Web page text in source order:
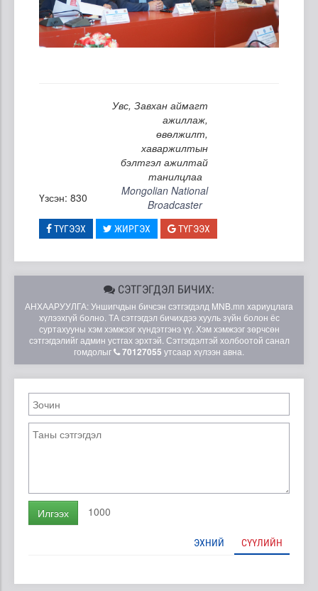
Увс, Завхан аймагт
ажиллаж,
өвөлжилт,
хаваржилтын
бэлтгэл ажилтай
танилцлаа
Үзсэн: 830
Mongolian National
Broadcaster
ТҮГЭЭХ ЖИРГЭХ ТҮГЭЭХ
СЭТГЭГДЭЛ БИЧИХ:
АНХААРУУЛГА: Уншигчдын бичсэн сэтгэгдэлд MNB.mn хариуцлага
хүлээхгүй болно. ТА сэтгэгдэл бичихдээ хууль зүйн болон ёс
суртахууны хэм хэмжээг хүндэтгэнэ үү. Хэм хэмжээг зөрчсөн
сэтгэгдэлийг админ устгах эрхтэй. Сэтгэгдэлтэй холбоотой санал
гомдолыг
70127055 утсаар хүлээн авна.
Илгээх 1000
ЭХНИЙ СҮҮЛИЙН